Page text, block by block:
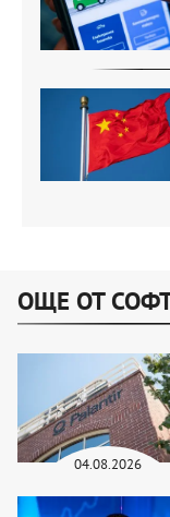
ОЩЕ ОТ
04.08.2026